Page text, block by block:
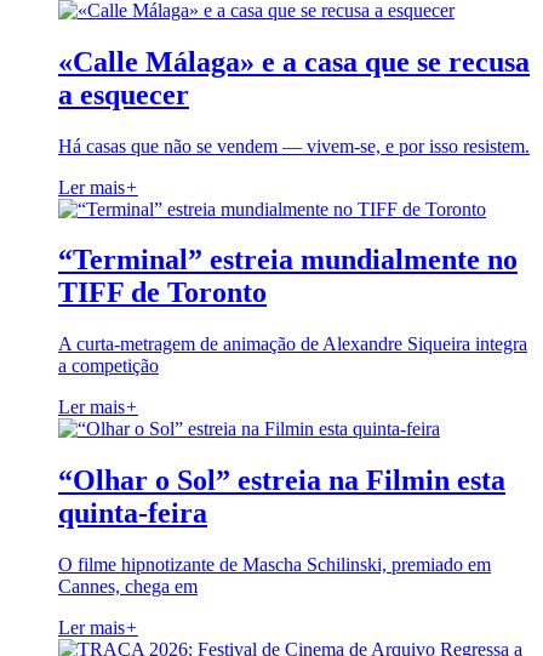
«Calle Málaga» e a casa que se recusa
a esquecer
Há casas que não se vendem — vivem-se, e por isso resistem.
Ler mais+
“Terminal” estreia mundialmente no
TIFF de Toronto
A curta-metragem de animação de Alexandre Siqueira integra
a competição
Ler mais+
“Olhar o Sol” estreia na Filmin esta
quinta-feira
O filme hipnotizante de Mascha Schilinski, premiado em
Cannes, chega em
Ler mais+